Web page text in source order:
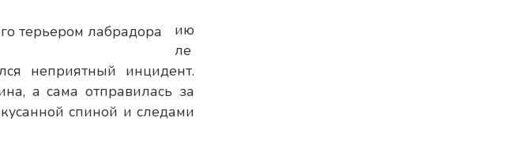
ию
ле
неприятный инцидент.
а сама отправилась за
спиной и следами